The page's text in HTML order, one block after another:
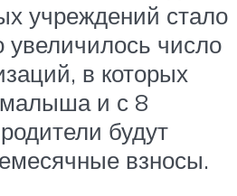
учреждений стало
увеличилось число
в которых
малыша и с 8
будут
взносы.